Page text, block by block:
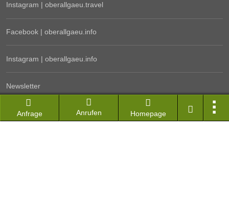
Anfrage Anrufen Homepage
Instagram | oberallgaeu.travel
Facebook | oberallgaeu.info
Instagram | oberallgaeu.info
Newsletter
Kontakt